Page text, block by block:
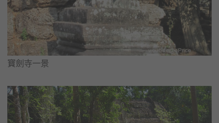
寶劍寺一景